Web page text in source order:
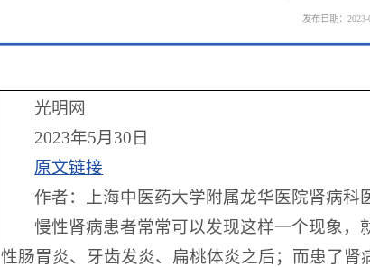
发布日期：2023-
光明网
2023年5月30日
原文链接
作者：上海中医药大学附属龙华医院肾病科
慢性肾病患者常常可以发现这样一个现象
性肠胃炎、牙齿发炎、扁桃体炎之后；而患了